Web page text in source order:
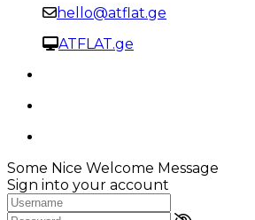
hello@atflat.ge
ATFLAT.ge
Some Nice Welcome Message
Sign into your account